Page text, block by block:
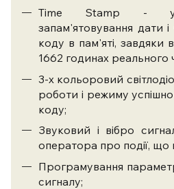
Time Stamp -
запам'ятовування дати
коду в пам'яті, завдяки
1662 годинах реального
3-х кольоровий
роботи і режиму
коду;
Звуковий і вібро
оператора про події, що
Програмування
сигналу;